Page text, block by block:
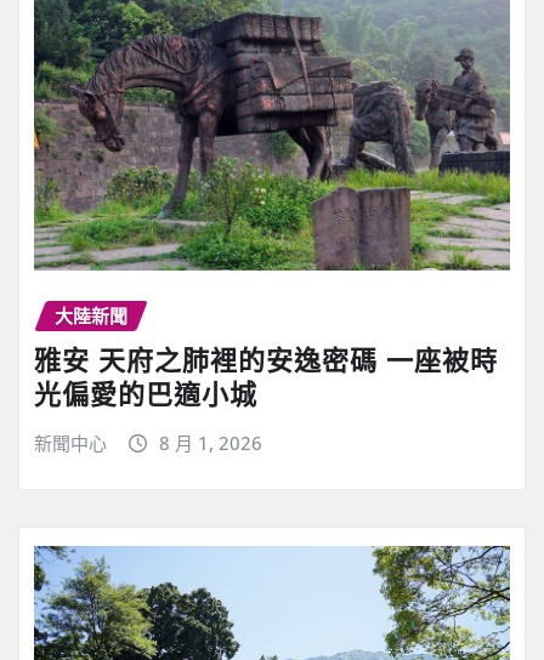
大陸新聞
雅安 天府之肺裡的安逸密碼 一座被時
光偏愛的巴適小城
新聞中心 8 月 1, 2026